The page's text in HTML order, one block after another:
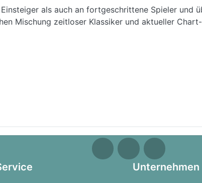
als auch an fortgeschrittene Spieler und
Mischung zeitloser Klassiker und aktueller
Unternehmen